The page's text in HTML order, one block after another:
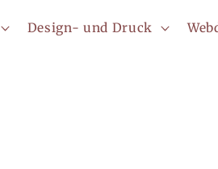
Design- und Druck